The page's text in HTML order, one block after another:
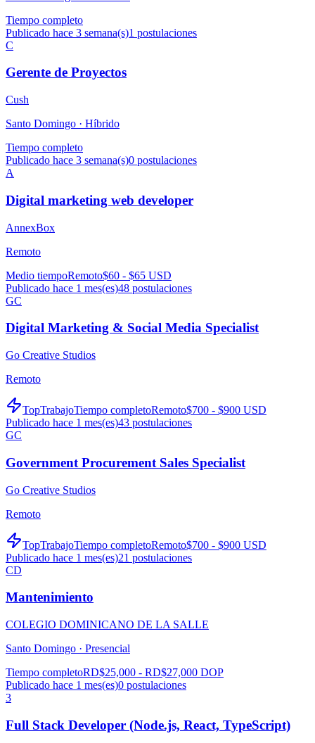
Tiempo completo
Publicado hace 3 semana(s)1 postulaciones
C
Gerente de Proyectos
Cush
Santo Domingo · Híbrido
Tiempo completo
Publicado hace 3 semana(s)0 postulaciones
A
Digital marketing web developer
AnnexBox
Remoto
Medio tiempoRemoto$60 - $65 USD
Publicado hace 1 mes(es)48 postulaciones
GC
Digital Marketing & Social Media Specialist
Go Creative Studios
Remoto
TopTrabajoTiempo completoRemoto$700 - $900 USD
Publicado hace 1 mes(es)43 postulaciones
GC
Government Procurement Sales Specialist
Go Creative Studios
Remoto
TopTrabajoTiempo completoRemoto$700 - $900 USD
Publicado hace 1 mes(es)21 postulaciones
CD
Mantenimiento
COLEGIO DOMINICANO DE LA SALLE
Santo Domingo · Presencial
Tiempo completoRD$25,000 - RD$27,000 DOP
Publicado hace 1 mes(es)0 postulaciones
3
Full Stack Developer (Node.js, React, TypeScript)